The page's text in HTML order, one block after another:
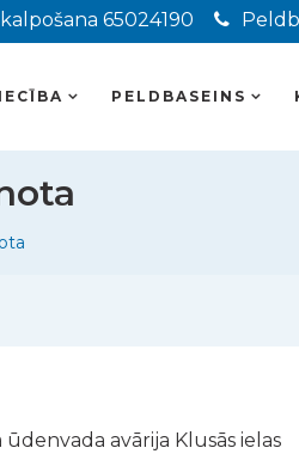
65024190
PELDBASEINS
avārija Klusās ielas